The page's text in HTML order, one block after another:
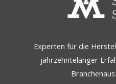
Experten für die
jahrzehntelanger